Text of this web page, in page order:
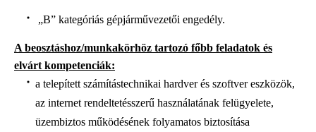
„B” kategóriás gépjárművezetői engedély.
A beosztáshoz/munkakörhöz tartozó főbb feladatok és
elvárt kompetenciák:
a telepített számítástechnikai hardver és szoftver eszközök,
az internet rendeltetésszerű használatának felügyelete,
üzembiztos működésének folyamatos biztosítása